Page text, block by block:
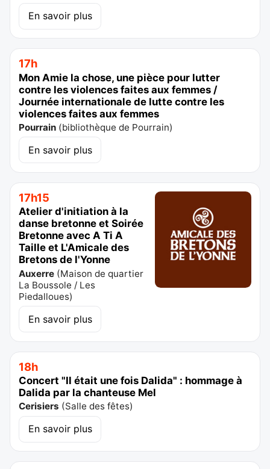
En savoir plus
17h
Mon Amie la chose, une pièce pour lutter
contre les violences faites aux femmes /
Journée internationale de lutte contre les
violences faites aux femmes
Pourrain (bibliothèque de Pourrain)
En savoir plus
17h15
Atelier d'initiation à la
danse bretonne et Soirée
Bretonne avec A Ti A
Taille et L'Amicale des
Bretons de l'Yonne
Auxerre (Maison de quartier
La Boussole / Les
Piedalloues)
En savoir plus
18h
Concert "Il était une fois Dalida" : hommage à
Dalida par la chanteuse Mel
Cerisiers (Salle des fêtes)
En savoir plus